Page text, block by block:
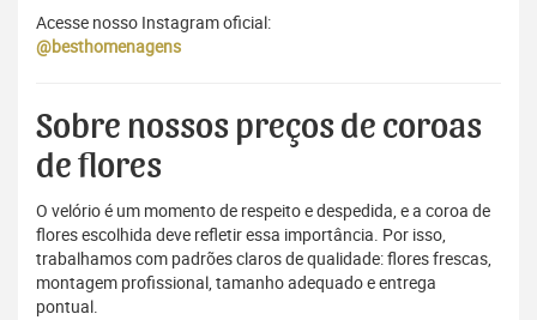
Acesse nosso Instagram oficial:
@besthomenagens
Sobre nossos preços de coroas
de flores
O velório é um momento de respeito e despedida, e a coroa de
flores escolhida deve refletir essa importância. Por isso,
trabalhamos com padrões claros de qualidade: flores frescas,
montagem profissional, tamanho adequado e entrega
pontual.